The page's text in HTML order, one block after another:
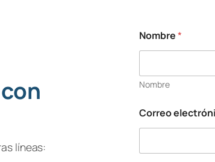
líneas:
Nombre*
Nombre
Correo